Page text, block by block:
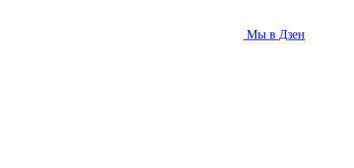
Мы в Дзен